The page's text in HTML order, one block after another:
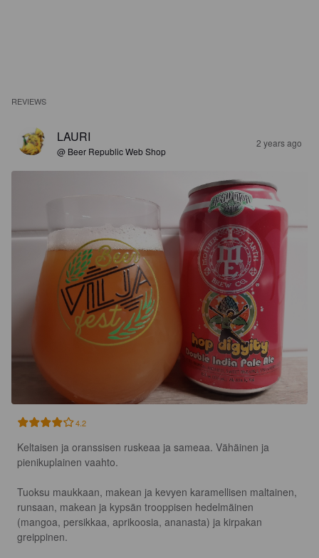
REVIEWS
LAURI
@ Beer Republic Web Shop
2 years ago
4.2
Keltaisen ja oranssisen ruskeaa ja sameaa. Vähäinen ja
pienikuplainen vaahto.
Tuoksu maukkaan, makean ja kevyen karamellisen maltainen,
runsaan, makean ja kypsän trooppisen hedelmäinen
(mangoa, persikkaa, aprikoosia, ananasta) ja kirpakan
greippinen.